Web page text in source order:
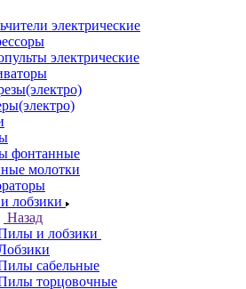
электрические
электрические
фонтанные
молотки
лобзики
Назад
и лобзики
сабельные
торцовочные